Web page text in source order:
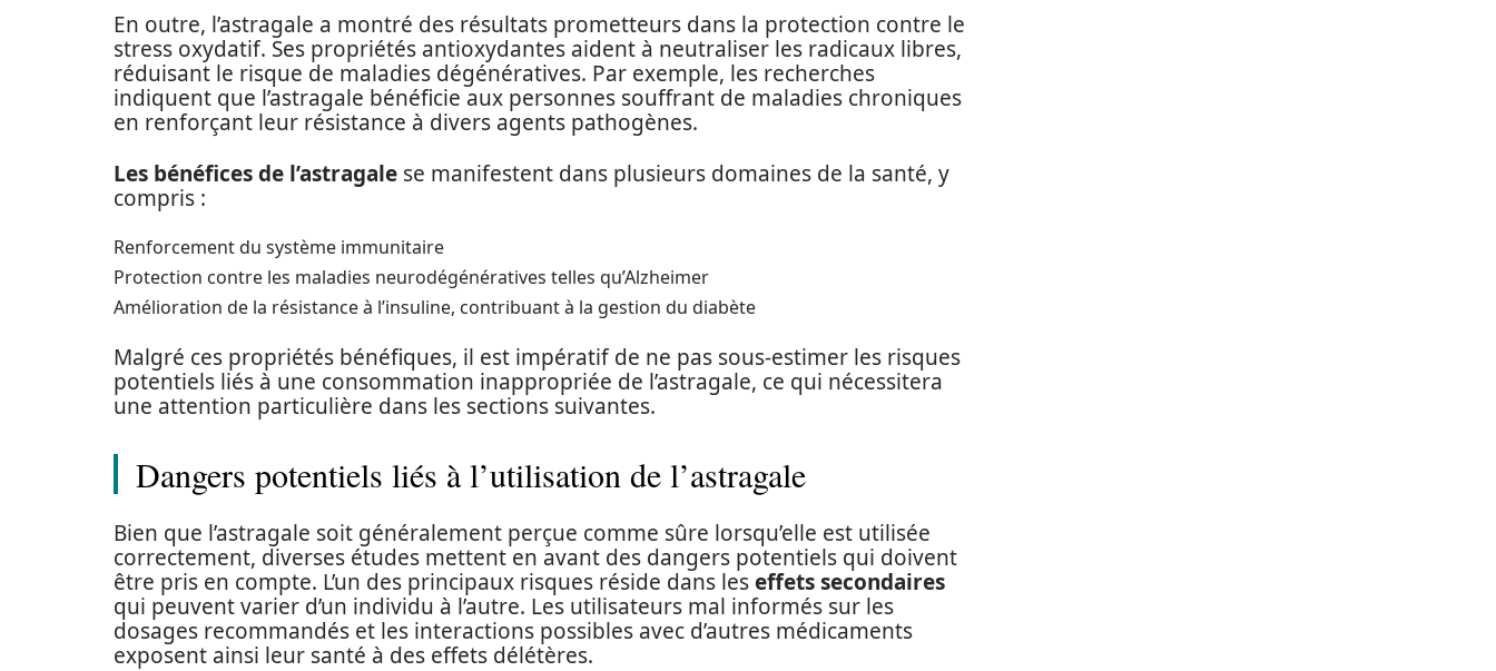
En outre, l’astragale a montré des résultats prometteurs dans la protection contre le
stress oxydatif. Ses propriétés antioxydantes aident à neutraliser les radicaux libres,
réduisant le risque de maladies dégénératives. Par exemple, les recherches
indiquent que l’astragale bénéficie aux personnes souffrant de maladies chroniques
en renforçant leur résistance à divers agents pathogènes.
Les bénéfices de l’astragale se manifestent dans plusieurs domaines de la santé, y
compris :
Renforcement du système immunitaire
Protection contre les maladies neurodégénératives telles qu’Alzheimer
Amélioration de la résistance à l’insuline, contribuant à la gestion du diabète
Malgré ces propriétés bénéfiques, il est impératif de ne pas sous-estimer les risques
potentiels liés à une consommation inappropriée de l’astragale, ce qui nécessitera
une attention particulière dans les sections suivantes.
Dangers potentiels liés à l’utilisation de l’astragale
Bien que l’astragale soit généralement perçue comme sûre lorsqu’elle est utilisée
correctement, diverses études mettent en avant des dangers potentiels qui doivent
être pris en compte. L’un des principaux risques réside dans leseffets secondaires
qui peuvent varier d’un individu à l’autre. Les utilisateurs mal informés sur les
dosages recommandés et les interactions possibles avec d’autres médicaments
exposent ainsi leur santé à des effets délétères.